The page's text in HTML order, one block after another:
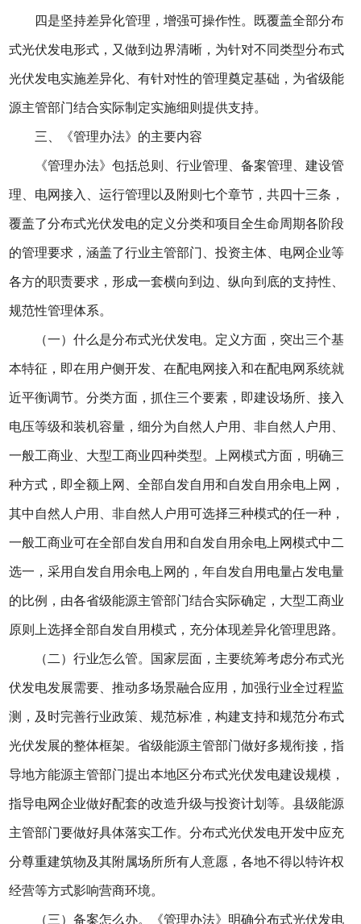
四是坚持差异化管理，增强可操作性。既覆盖全部分布
式光伏发电形式，又做到边界清晰，为针对不同类型分布式
光伏发电实施差异化、有针对性的管理奠定基础，为省级能
源主管部门结合实际制定实施细则提供支持。
三、《管理办法》的主要内容
《管理办法》包括总则、行业管理、备案管理、建设管
理、电网接入、运行管理以及附则七个章节，共四十三条，
覆盖了分布式光伏发电的定义分类和项目全生命周期各阶段
的管理要求，涵盖了行业主管部门、投资主体、电网企业等
各方的职责要求，形成一套横向到边、纵向到底的支持性、
规范性管理体系。
（一）什么是分布式光伏发电。定义方面，突出三个基
本特征，即在用户侧开发、在配电网接入和在配电网系统就
近平衡调节。分类方面，抓住三个要素，即建设场所、接入
电压等级和装机容量，细分为自然人户用、非自然人户用、
一般工商业、大型工商业四种类型。上网模式方面，明确三
种方式，即全额上网、全部自发自用和自发自用余电上网，
其中自然人户用、非自然人户用可选择三种模式的任一种，
一般工商业可在全部自发自用和自发自用余电上网模式中二
选一，采用自发自用余电上网的，年自发自用电量占发电量
的比例，由各省级能源主管部门结合实际确定，大型工商业
原则上选择全部自发自用模式，充分体现差异化管理思路。
（二）行业怎么管。国家层面，主要统筹考虑分布式光
伏发电发展需要、推动多场景融合应用，加强行业全过程监
测，及时完善行业政策、规范标准，构建支持和规范分布式
光伏发展的整体框架。省级能源主管部门做好多规衔接，指
导地方能源主管部门提出本地区分布式光伏发电建设规模，
指导电网企业做好配套的改造升级与投资计划等。县级能源
主管部门要做好具体落实工作。分布式光伏发电开发中应充
分尊重建筑物及其附属场所所有人意愿，各地不得以特许权
经营等方式影响营商环境。
（三）备案怎么办。《管理办法》明确分布式光伏发电